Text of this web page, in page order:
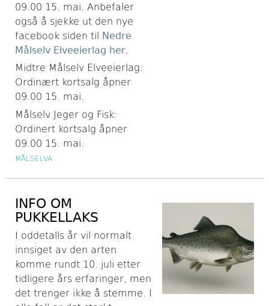
09.00 15. mai. Anbefaler
også å sjekke ut den nye
facebook siden til Nedre
Målselv Elveeierlag her
Midtre Målselv Elveeierlag:
Ordinært kortsalg åpner
09.00 15. mai.
Målselv Jeger og Fisk:
Ordinert kortsalg åpner
09.00 15. mai.
MÅLSELVA
INFO OM
PUKKELLAKS
I oddetalls år vil normalt
innsiget av den arten
komme rundt 10. juli etter
tidligere års erfaringer, men
det trenger ikke å stemme. I